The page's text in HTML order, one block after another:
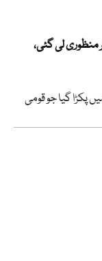
منظوری لی گئی،
پکڑا گیا جو قومی